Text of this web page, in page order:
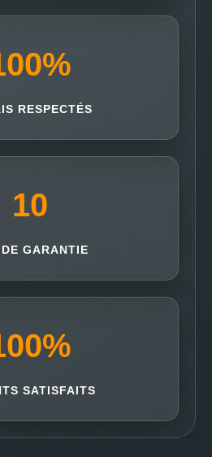
%
RESPECTÉS
10
GARANTIE
%
SATISFAITS